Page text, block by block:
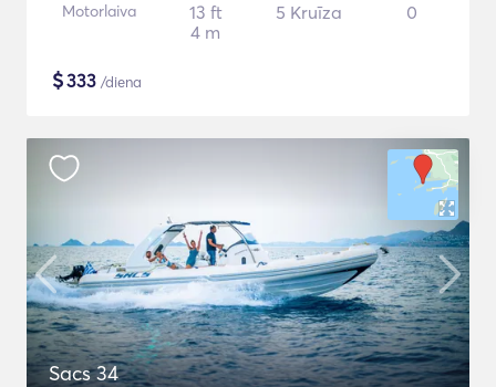
Motorlaiva
13 ft
4 m
5 Kruīza 0
$333 /diena
Sacs 34